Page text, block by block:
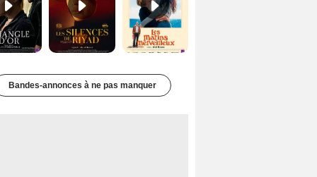
Bandes-annonces à ne pas manquer